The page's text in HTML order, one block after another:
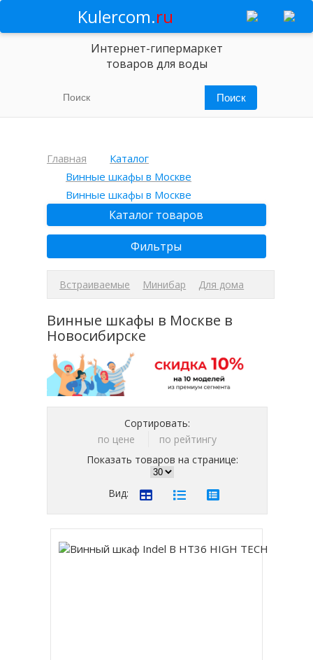
Kulercom.ru
Интернет-гипермаркет
товаров для воды
Главная
Каталог
Винные шкафы в Москве
Винные шкафы в Москве
Каталог товаров
Фильтры
Встраиваемые Минибар Для дома
Винные шкафы в Москве в
Новосибирске
Сортировать:
по цене
по рейтингу
Показать товаров на странице:
Вид: